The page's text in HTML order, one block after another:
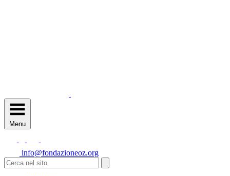
Menu
info@fondazioneoz.org